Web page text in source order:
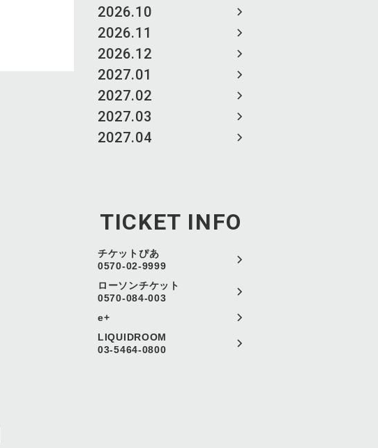
2026.10
2026.11
2026.12
2027.01
2027.02
2027.03
2027.04
TICKET INFO
チケットぴあ
0570-02-9999
ローソンチケット
0570-084-003
e+
LIQUIDROOM
03-5464-0800